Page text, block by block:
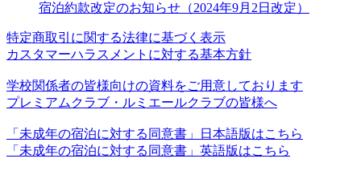
宿泊約款改定のお知らせ（2024年9月2日改定）
特定商取引に関する法律に基づく表示
カスタマーハラスメントに対する基本方針
学校関係者の皆様向けの資料をご用意しております
プレミアムクラブ・ルミエールクラブの皆様へ
「未成年の宿泊に対する同意書」日本語版はこちら
「未成年の宿泊に対する同意書」英語版はこちら